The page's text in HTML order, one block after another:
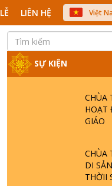
LIÊN HỆ
Việt
中文
SỰ KIỆN
CHÙA
HOẠT
GIÁO
CHÙA
DI
THỜII